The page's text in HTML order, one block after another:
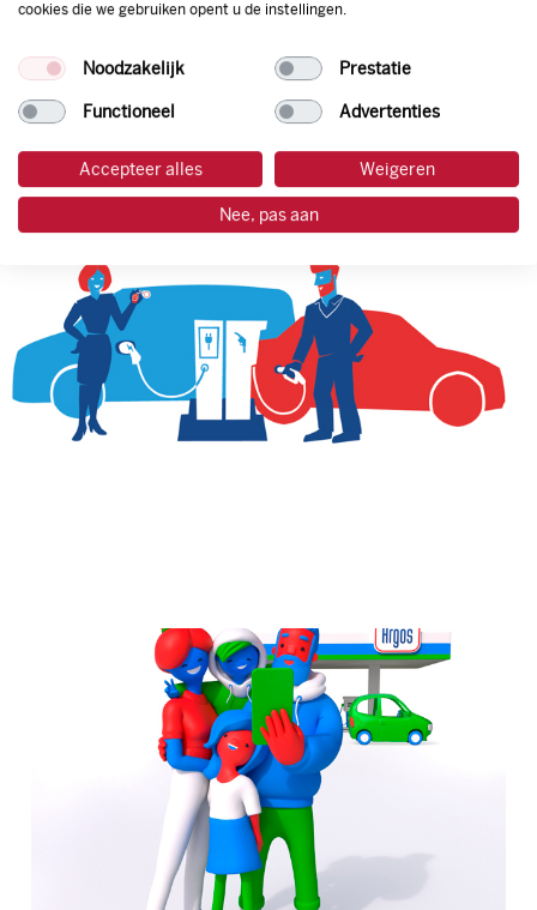
cookies die we gebruiken opent u de instellingen.
Noodzakelijk Prestatie
Functioneel Advertenties
Accepteer alles Weigeren
Nee, pas aan